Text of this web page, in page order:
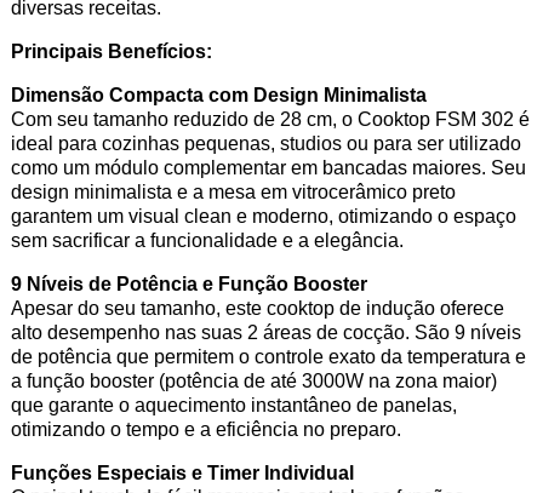
diversas receitas.
Principais Benefícios:
Dimensão Compacta com Design Minimalista
Com seu tamanho reduzido de 28 cm, o Cooktop FSM 302 é
ideal para cozinhas pequenas, studios ou para ser utilizado
como um módulo complementar em bancadas maiores. Seu
design minimalista e a mesa em vitrocerâmico preto
garantem um visual clean e moderno, otimizando o espaço
sem sacrificar a funcionalidade e a elegância.
9 Níveis de Potência e Função Booster
Apesar do seu tamanho, este cooktop de indução oferece
alto desempenho nas suas 2 áreas de cocção. São 9 níveis
de potência que permitem o controle exato da temperatura e
a função booster (potência de até 3000W na zona maior)
que garante o aquecimento instantâneo de panelas,
otimizando o tempo e a eficiência no preparo.
Funções Especiais e Timer Individual